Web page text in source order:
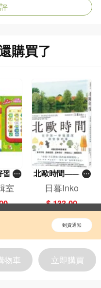
到貨通知
物車 立即購買
購買了
習慣
機
室
北歐時間——世
界第一幸福國度
教會我的事
日暮Inko
$ 133.00
驗。
開啟